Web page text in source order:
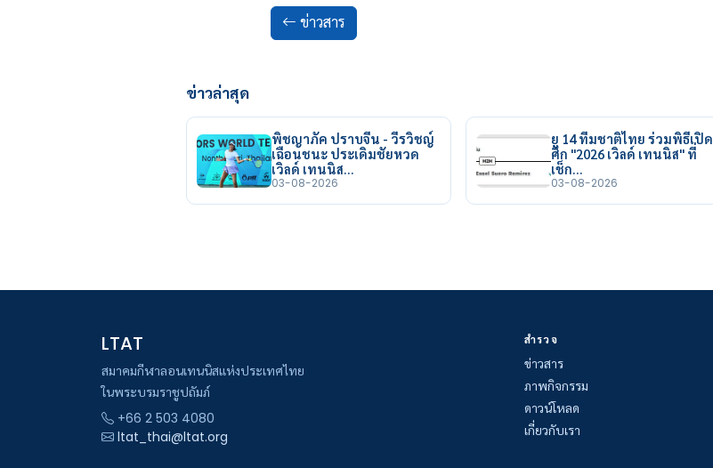
ข่าวสาร
ข่าวล่าสุด
พิชญาภัค ปราบจีน - วีรวิชญ์
เฉือนชนะ ประเดิมชัยหวด
เวิลด์ เทนนิส…
03-08-2026
ยู 14 ทีมชาติไทย ร่วมพิธีเปิด
ศึก "2026 เวิลด์ เทนนิส" ที่
เช็ก…
03-08-2026
LTAT
สมาคมกีฬาลอนเทนนิสแห่งประเทศไทย
ในพระบรมราชูปถัมภ์
+66 2 503 4080
ltat_thai@ltat.org
สำรวจ
ข่าวสาร
ภาพกิจกรรม
ดาวน์โหลด
เกี่ยวกับเรา